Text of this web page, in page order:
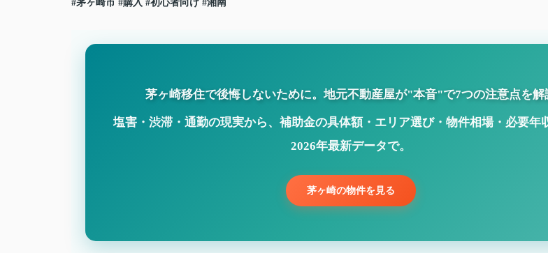
#茅ヶ崎市 #購入 #初心者向け #湘南
茅ヶ崎移住で後悔しないために。地元不動産屋が"本音"で7つの注意点を解
塩害・渋滞・通勤の現実から、補助金の具体額・エリア選び・物件相場・必要年
2026年最新データで。
茅ヶ崎の物件を見る